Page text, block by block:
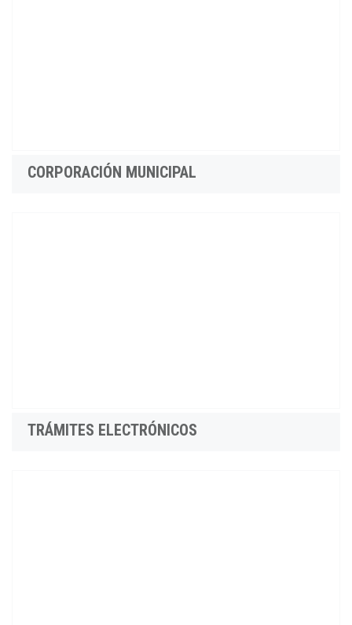
CORPORACIÓN MUNICIPAL
TRÁMITES ELECTRÓNICOS